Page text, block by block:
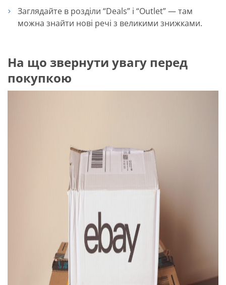
Заглядайте в розділи “Deals” і “Outlet” — там
можна знайти нові речі з великими знижками.
На що звернути увагу перед
покупкою